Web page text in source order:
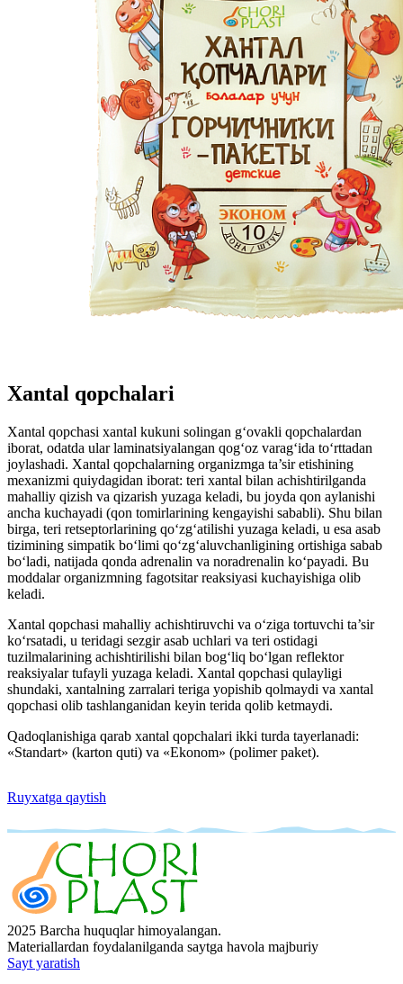
Xantal qopchalari
Xantal qopchasi xantal kukuni solingan g‘ovakli qopchalardan
iborat, odatda ular laminatsiyalangan qog‘oz varag‘ida to‘rttadan
joylashadi. Xantal qopchalarning organizmga ta’sir etishining
mexanizmi quiydagidan iborat: teri xantal bilan achishtirilganda
mahalliy qizish va qizarish yuzaga keladi, bu joyda qon aylanishi
ancha kuchayadi (qon tomirlarining kengayishi sababli). Shu bilan
birga, teri retseptorlarining qo‘zg‘atilishi yuzaga keladi, u esa asab
tizimining simpatik bo‘limi qo‘zg‘aluvchanligining ortishiga sabab
bo‘ladi, natijada qonda adrenalin va noradrenalin ko‘payadi. Bu
moddalar organizmning fagotsitar reaksiyasi kuchayishiga olib
keladi.
Xantal qopchasi mahalliy achishtiruvchi va o‘ziga tortuvchi ta’sir
ko‘rsatadi, u teridagi sezgir asab uchlari va teri ostidagi
tuzilmalarining achishtirilishi bilan bog‘liq bo‘lgan reflektor
reaksiyalar tufayli yuzaga keladi. Xantal qopchasi qulayligi
shundaki, xantalning zarralari teriga yopishib qolmaydi va xantal
qopchasi olib tashlanganidan keyin terida qolib ketmaydi.
Qadoqlanishiga qarab xantal qopchalari ikki turda tayerlanadi:
«Standart» (karton quti) va «Ekonom» (polimer paket).
Ruyxatga qaytish
2025 Barcha huquqlar himoyalangan.
Materiallardan foydalanilganda saytga havola majburiy
Sayt yaratish